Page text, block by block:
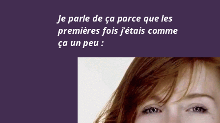
Je parle de ça parce que les
premières fois j’étais comme
ça un peu :